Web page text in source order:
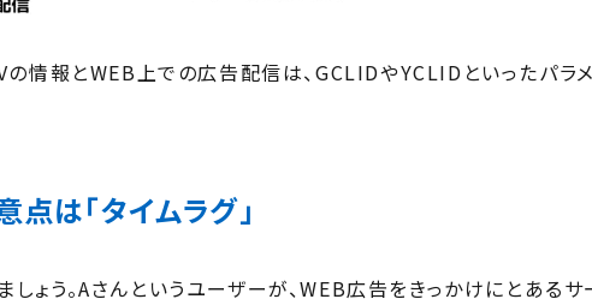
の情報とWEB上での広告配信は、GCLIDやYCLIDといったパラ
は「タイムラグ」
ょう。Aさんというユーザーが、WEB広告をきっかけにとあるサ